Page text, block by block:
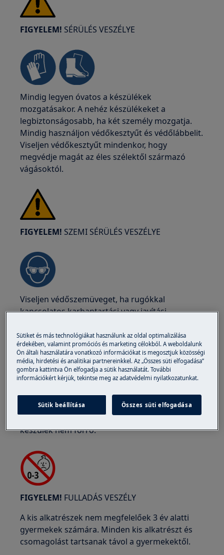
FIGYELEM! SÉRÜLÉS VESZÉLYE
Mindig legyen óvatos a készülékek
mozgatásakor. A nehéz készülékeket a
legbiztonságosabb, ha két személy mozgatja.
Mindig használjon védőkesztyűt és védőlábbelit.
Viseljen védőkesztyűt mindenkor, hogy
megvédje magát az éles szélektől származó
vágásoktól.
FIGYELEM! SZEMI SÉRÜLÉS VESZÉLYE
Viseljen védőszemüveget, ha rugókkal
kapcsolatos karbantartási vagy javítási
Mielőtt bármilyen javítási vagy karbantartási
műveletet végezne, győződjön meg róla, hogy a
készülék nem forró.
FIGYELEM! FULLADÁS VESZÉLY
A kis alkatrészek nem megfelelőek 3 év alatti
gyermekek számára. Minden kis alkatrészt és
csomagolást tartsanak távol a gyermekektől.
Sütiket és más technológiákat használunk az oldal optimalizálása
érdekében, valamint promóciós és marketing célokból. A weboldalunk
Ön általi használatára vonatkozó információkat is megosztjuk közösségi
média, hirdetési és analitikai partnereinkkel. Az „Összes süti elfogadása”
gombra kattintva Ön elfogadja a sütik használatát. További
információkért kérjük, tekintse meg az adatvédelmi nyilatkozatunkat.
Sütik beállítása Összes süti elfogadása